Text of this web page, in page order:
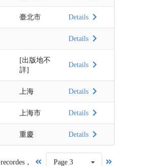
臺北市 Details
Details
[出版地不
詳]
Details
上海 Details
上海市 Details
重慶 Details
recordes， Page 3